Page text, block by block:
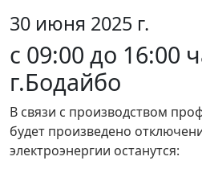
30 июня 2025 г.
с 09:00 до 16:00
г.Бодайбо
В связи с производством
будет произведено
электроэнергии останутся: